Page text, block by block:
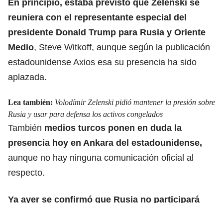
En principio, estaba previsto que Zelenski se
reuniera con el representante especial del
presidente Donald Trump para Rusia y Oriente
Medio, Steve Witkoff, aunque según la publicación
estadounidense Axios esa su presencia ha sido
aplazada.
Lea también: Volodímir Zelenski pidió mantener la presión sobre
Rusia y usar para defensa los activos congelados
También medios turcos ponen en duda la
presencia hoy en Ankara del estadounidense,
aunque no hay ninguna comunicación oficial al
respecto.
Ya ayer se confirmó que Rusia no participará